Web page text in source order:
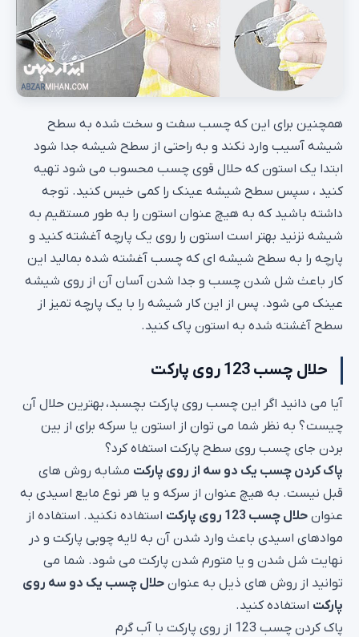
همچنین برای این که چسب سفت و سخت شده به سطح
شیشه آسیب وارد نکند و به راحتی از سطح شیشه جدا شود
ابتدا یک استون که حلال قوی چسب محسوب می شود تهیه
کنید ، سپس سطح شیشه عینک را کمی خیس کنید. توجه
داشته باشید که به هیچ عنوان استون را به طور مستقیم به
شیشه نزنید بهتر است استون را روی یک پارچه آغشته کنید و
پارچه را به سطح شیشه ای که چسب آغشته شده بمالید این
کار باعث شل شدن چسب و جدا شدن آسان آن از روی شیشه
عینک می شود. پس از این کار شیشه را با یک پارچه تمیز از
سطح آغشته شده به استون پاک کنید.
حلال چسب 123 روی پارکت
آیا می دانید اگر این چسب روی پارکت بچسبد، بهترین حلال آن
چیست ؟ به نظر شما می توان از استون یا سرکه برای از بین
بردن جای چسب روی سطح پارکت استفاه کرد؟
پاک کردن چسب یک دو سه از روی پارکت مشابه روش های
قبل نیست. به هیچ عنوان از سرکه و یا هر نوع مایع اسیدی به
عنوان حلال چسب 123 روی پارکت
استفاده نکنید. استفاده از
موادهای اسیدی باعث وارد شدن آن به لایه چوبی پارکت و در
نهایت شل شدن و یا متورم شدن پارکت می شود. شما می
توانید از روش های ذیل به عنوان حلال چسب یک دو سه روی
پارکت استفاده کنید.
پاک کردن چسب 123 از روی پارکت با آب گرم